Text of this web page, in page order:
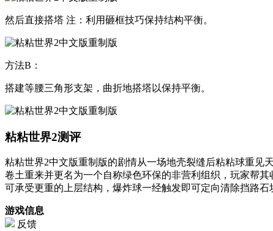
然后直接搭塔 注：利用砸框技巧保持结构平衡。
方法B：
搭建等腰三角形支架，曲折地搭塔以保持平衡。
粘粘世界2测评
粘粘世界2中文版重制版的剧情从一场地壳裂缝后粘粘球重见
卷土重来并更名为一个自称绿色环保的非营利组织，玩家帮
可承受更重的上层结构，爆炸球一经触发即可定向清除挡路石
游戏信息
反馈